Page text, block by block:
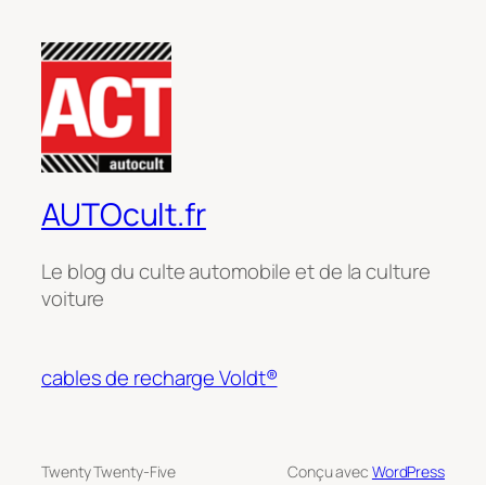
AUTOcult.fr
Le blog du culte automobile et de la culture
voiture
cables de recharge Voldt®
Twenty Twenty-Five Conçu avec WordPress